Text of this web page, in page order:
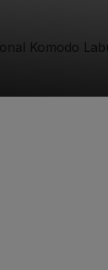
Komodo